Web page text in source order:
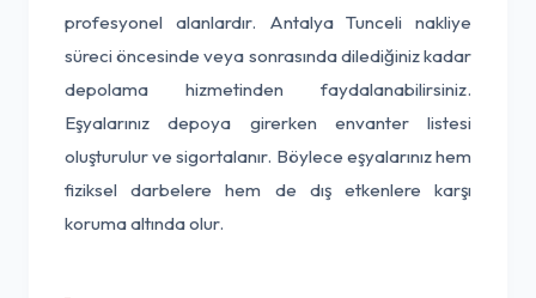
profesyonel alanlardır. Antalya Tunceli nakliye
süreci öncesinde veya sonrasında dilediğiniz kadar
depolama hizmetinden faydalanabilirsiniz.
Eşyalarınız depoya girerken envanter listesi
oluşturulur ve sigortalanır. Böylece eşyalarınız hem
fiziksel darbelere hem de dış etkenlere karşı
koruma altında olur.